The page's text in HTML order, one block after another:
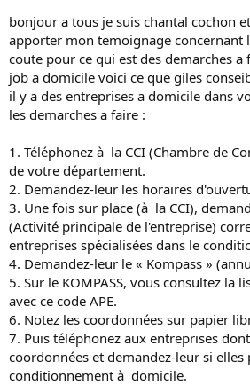
bonjour a tous je suis chantal cochon
apporter mon temoignage concernant
coute pour ce qui est des demarches
job a domicile voici ce que giles
il y a des entreprises a domicile dans
les demarches a faire :
1. Téléphonez à la CCI (Chambre de
de votre département.
2. Demandez-leur les horaires
3. Une fois sur place (à la CCI),
(Activité principale de l'entreprise)
entreprises spécialisées dans le
4. Demandez-leur le « Kompass »
5. Sur le KOMPASS, vous consultez la
avec ce code APE.
6. Notez les coordonnées sur papier
7. Puis téléphonez aux entreprises
coordonnées et demandez-leur si elles
conditionnement à domicile.